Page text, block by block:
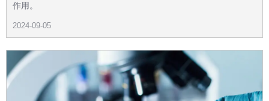
作用。
2024-09-05